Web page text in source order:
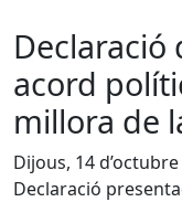
Declaració
acord
millora de
Dijous, 14 d’octubre
Declaració